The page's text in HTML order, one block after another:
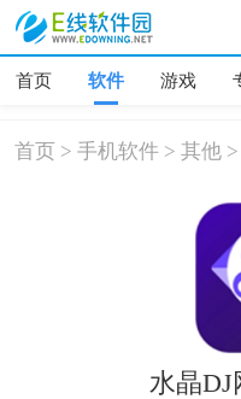
首页 软件 游戏
首页 >手机软件 >其他 >
水晶DJ